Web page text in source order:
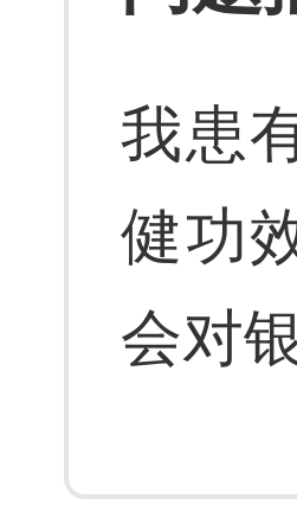
我患
健功
会对